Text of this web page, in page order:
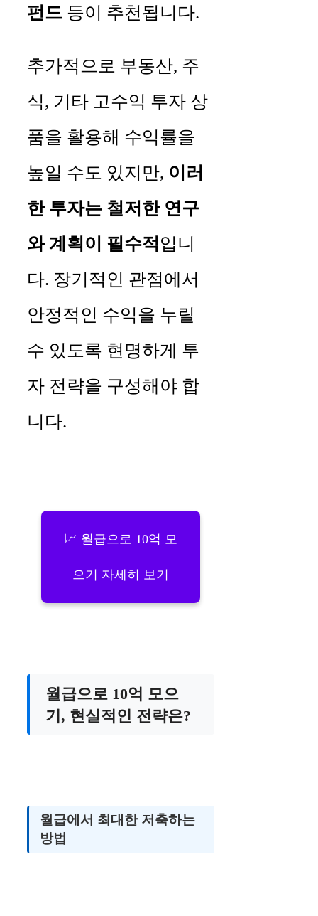
펀드 등이 추천됩니다.
추가적으로 부동산, 주
식, 기타 고수익 투자 상
품을 활용해 수익률을
높일 수도 있지만, 이러
한 투자는 철저한 연구
와 계획이 필수적입니
다. 장기적인 관점에서
안정적인 수익을 누릴
수 있도록 현명하게 투
자 전략을 구성해야 합
니다.
📈 월급으로 10억 모
으기 자세히 보기
월급으로 10억 모으
기, 현실적인 전략은?
월급에서 최대한 저축하는
방법